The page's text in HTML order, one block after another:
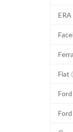
ERA
Fiat
Ford
Ford